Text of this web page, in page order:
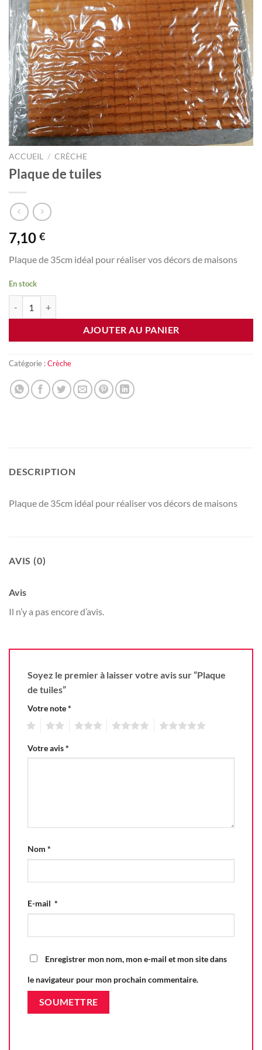
ACCUEIL / CRÈCHE
Plaque de tuiles
7,10 €
Plaque de 35cm idéal pour réaliser vos décors de maisons
En stock
AJOUTER AU PANIER
Catégorie :Crèche
DESCRIPTION
Plaque de 35cm idéal pour réaliser vos décors de maisons
AVIS (0)
Avis
Il n’y a pas encore d’avis.
Soyez le premier à laisser votre avis sur “Plaque
de tuiles”
Votre note*
Votre avis*
Nom *
E-mail *
Enregistrer mon nom, mon e-mail et mon site dans
le navigateur pour mon prochain commentaire.